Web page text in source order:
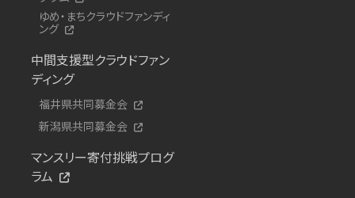
ゆめ・まちクラウドファンディ
ング
中間支援型クラウドファン
ディング
福井県共同募金会
新潟県共同募金会
マンスリー寄付挑戦プログ
ラム